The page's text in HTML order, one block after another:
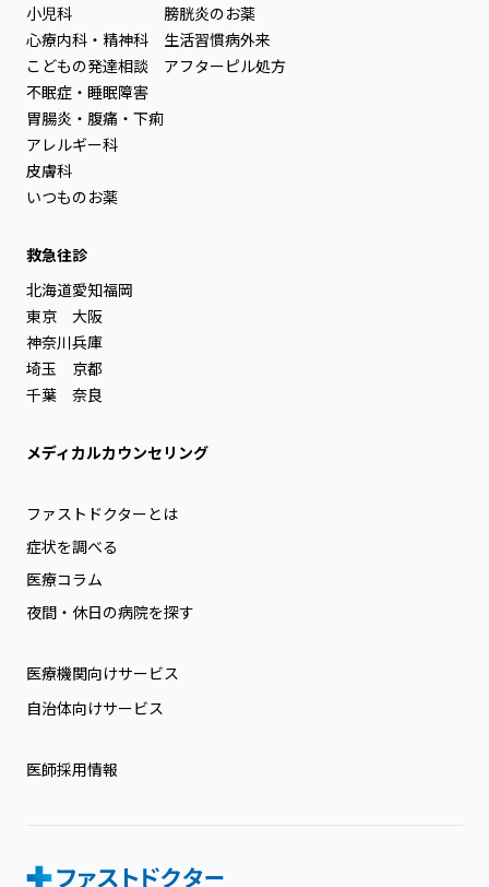
小児科
心療内科・精神科
こどもの発達相談
不眠症・睡眠障害
胃腸炎・腹痛・下痢
アレルギー科
皮膚科
いつものお薬
膀胱炎のお薬
生活習慣病外来
アフターピル処方
救急往診
北海道
東京
神奈川
埼玉
千葉
愛知
大阪
兵庫
京都
奈良
福岡
メディカルカウンセリング
ファストドクターとは
症状を調べる
医療コラム
夜間・休日の病院を探す
医療機関向けサービス
自治体向けサービス
医師採用情報